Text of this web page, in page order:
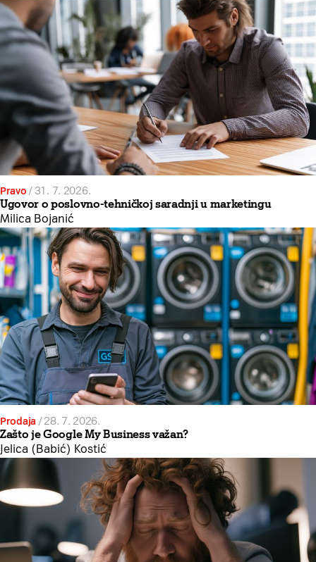
Pravo / 31. 7. 2026.
Ugovor o poslovno-tehničkoj saradnji u marketingu
Milica Bojanić
Prodaja /28. 7. 2026.
Zašto je Google My Business važan?
Jelica (Babić) Kostić